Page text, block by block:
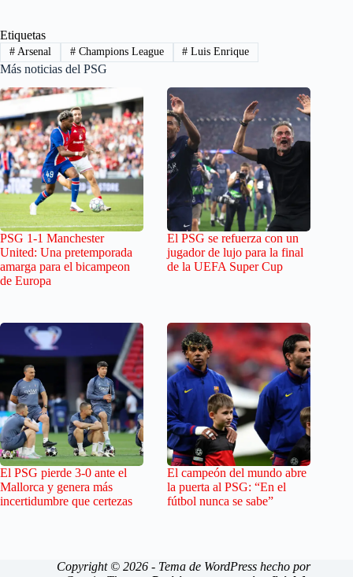
Etiquetas
#Arsenal #Champions League # Luis Enrique
Más noticias del PSG
PSG 1-1 Manchester
United: Una pretemporada
amarga para el bicampeon
de Europa
El PSG se refuerza con un
jugador de lujo para la final
de la UEFA Super Cup
El PSG pierde 3-0 ante el
Mallorca y genera más
incertidumbre que certezas
El campeón del mundo abre
la puerta al PSG: “En el
fútbol nunca se sabe”
Copyright © 2026 - Tema de WordPress hecho por